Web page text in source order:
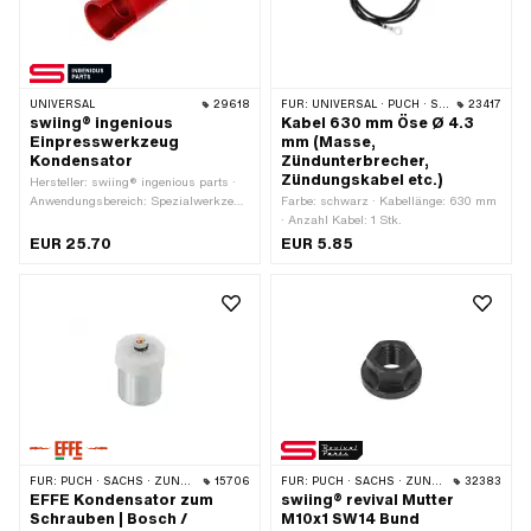
013 022 · BOSCH OEM-Nr.: 1 217 013
015 · BERU OEM-Nr.: 0 340 100 465
UNIVERSAL 29618
swiing® ingenious
Einpresswerkzeug
Kondensator
Hersteller: swiing® ingenious parts ·
Anwendungsbereich: Spezialwerkzeug
mm · Gesamtlänge: 56 mm
EUR 25.70
FÜR: UNIVERSAL · PUCH · SACHS · PIAGGIO · ZÜNDAPP BELMONDO · SOLEX · KREIDLER 23417
Kabel 630 mm Öse Ø 4.3
mm (Masse,
Zündunterbrecher,
Zündungskabel etc.)
Farbe: schwarz · Kabellänge: 630 mm
· Anzahl Kabel: 1 Stk.
EUR 5.85
FÜR: PUCH · SACHS · ZÜNDAPP BELMONDO · TOMOS · DKW · HERCULES · KREIDLER · MALAGUTI · ZÜNDAPP · KTM · BATAVUS · RIXE · ITALJET 15706
EFFE Kondensator zum
Schrauben | Bosch /
FÜR: PUCH · SACHS · ZÜNDAPP BELMONDO · ZÜNDAPP 32383
swiing® revival Mutter
M10x1 SW14 Bund